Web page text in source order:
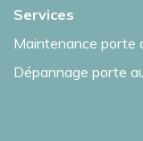
Services
Maintenance porte
Dépannage porte